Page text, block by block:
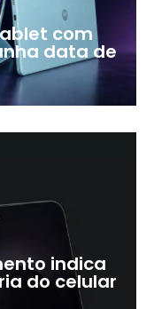
com
data de
indica
do celular